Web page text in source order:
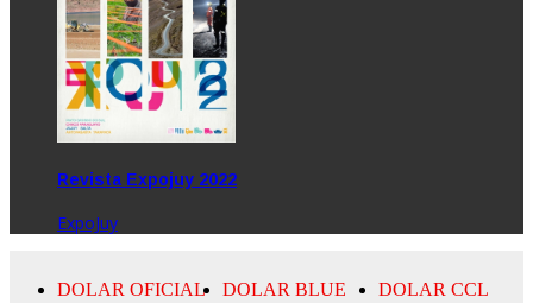
Revista Expojuy 2022
ExpoJuy